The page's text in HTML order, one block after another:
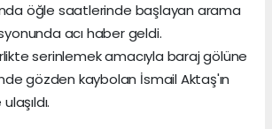
öğle saatlerinde başlayan arama
acı haber geldi.
serinlemek amacıyla baraj gölüne
gözden kaybolan İsmail Aktaş'ın